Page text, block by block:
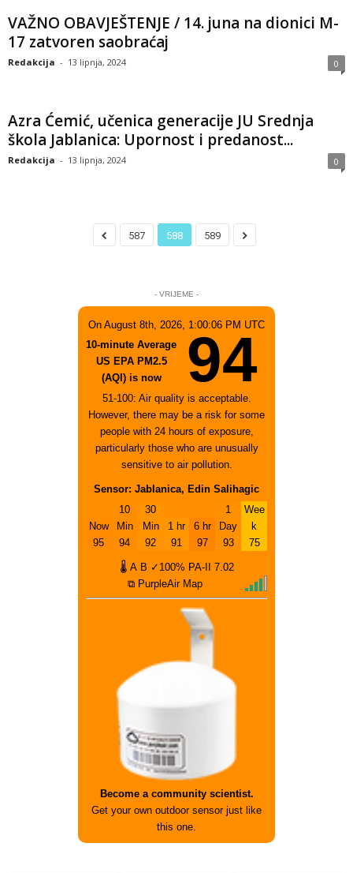
VAŽNO OBAVJEŠTENJE / 14. juna na dionici M-
17 zatvoren saobraćaj
Redakcija - 13 lipnja, 2024 0
Azra Ćemić, učenica generacije JU Srednja
škola Jablanica: Upornost i predanost...
Redakcija - 13 lipnja, 2024 0
587 588 589
- VRIJEME -
On August 8th, 2026, 1:00:06 PM UTC
10-minute Average
US EPA PM2.5
(AQI) is now
94
51-100: Air quality is acceptable.
However, there may be a risk for some
people with 24 hours of exposure,
particularly those who are unusually
sensitive to air pollution.
Sensor: Jablanica, Edin Salihagic
Now
95
10
Min
94
30
Min
92
1 hr
91
6 hr
97
1
Day
93
Wee
k
75
🌡 A B ✓100% PA-II
7.02
⧉ PurpleAir Map
Become a community scientist.
Get your own outdoor sensor just like
this one.